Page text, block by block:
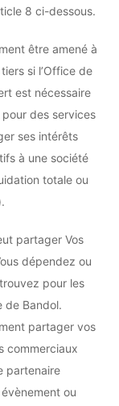
8 ci-dessous.
être amené à
si l’Office de
est nécessaire
des services
ses intérêts
à une société
totale ou
partager Vos
dépendez ou
pour les
de Bandol.
partager vos
commerciaux
partenaire
ou